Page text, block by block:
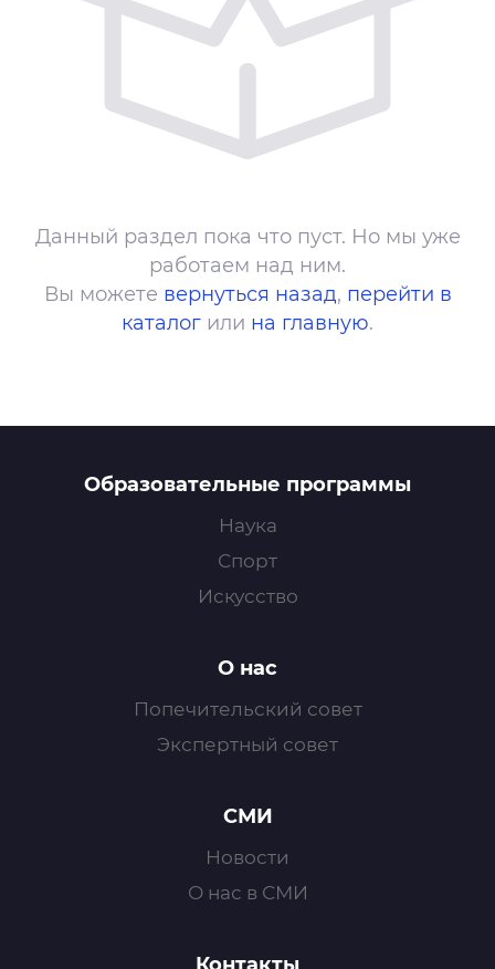
Данный раздел пока что пуст. Но мы уже
работаем над ним.
Вы можете вернуться назад, перейти в
каталог или на главную.
Образовательные программы
Наука
Спорт
Искусство
О нас
Попечительский совет
Экспертный совет
СМИ
Новости
О нас в СМИ